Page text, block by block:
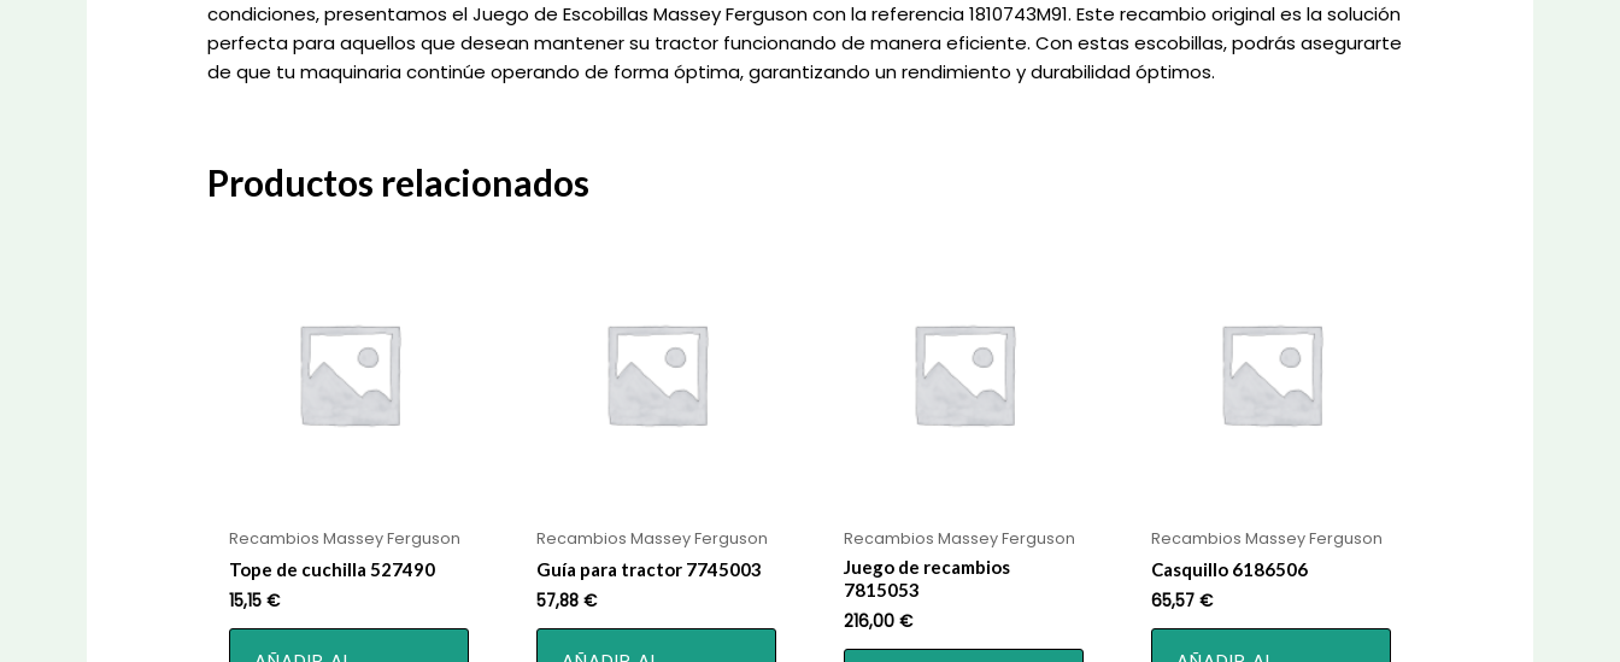
condiciones, presentamos el Juego de Escobillas Massey Ferguson con la referencia 1810743M91. Este recambio original es la solución
perfecta para aquellos que desean mantener su tractor funcionando de manera eficiente. Con estas escobillas, podrás asegurarte
de que tu maquinaria continúe operando de forma óptima, garantizando un rendimiento y durabilidad óptimos.
Productos relacionados
Recambios Massey Ferguson
Tope de cuchilla 527490
15,15€
Recambios Massey Ferguson
Guía para tractor 7745003
57,88€
Recambios Massey Ferguson
Juego de recambios
7815053
216,00 €
Recambios Massey Ferguson
Casquillo 6186506
65,57 €